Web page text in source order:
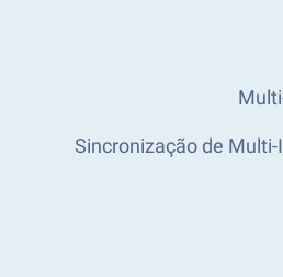
Sincronização de